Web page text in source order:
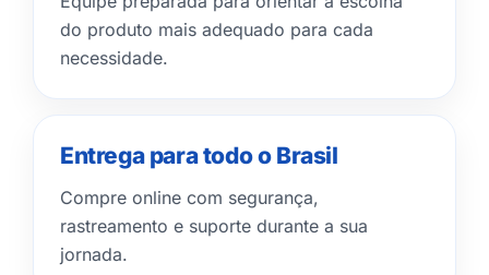
do produto mais adequado para cada
necessidade.
Entrega para todo o Brasil
Compre online com segurança,
rastreamento e suporte durante a sua
jornada.